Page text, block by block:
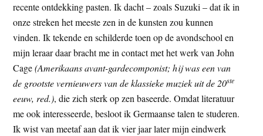
recente ontdekking pasten. Ik dacht – zoals Suzuki – dat ik in
onze streken het meeste zen in de kunsten zou kunnen
vinden. Ik tekende en schilderde toen op de avondschool en
mijn leraar daar bracht me in contact met het werk van John
Cage(Amerikaans avant-gardecomponist; hij was een van
de grootste vernieuwers van de klassieke muziek uit de 20ste
eeuw, red.), die zich sterk op zen baseerde. Omdat literatuur
me ook interesseerde, besloot ik Germaanse talen te studeren.
Ik wist van meetaf aan dat ik vier jaar later mijn eindwerk